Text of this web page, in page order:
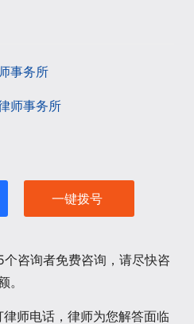
事务所
师事务所
一键拨号
个咨询者免费咨询，请尽快咨
。
律师电话，律师为您解答面临